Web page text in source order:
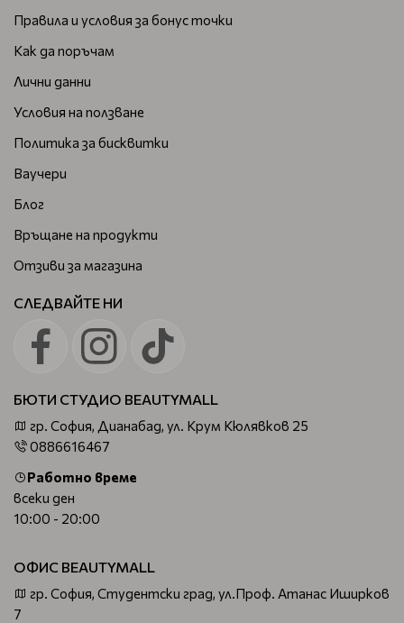
Правила и условия за бонус точки
Как да поръчам
Лични данни
Условия на ползване
Политика за бисквитки
Ваучери
Блог
Връщане на продукти
Отзиви за магазина
СЛЕДВАЙТЕ НИ
БЮТИ СТУДИО BEAUTYMALL
гр. София, Дианабад, ул. Крум Кюлявков 25
0886616467
Работно време
всеки ден
10:00 - 20:00
ОФИС BEAUTYMALL
гр. София, Студентски град, ул.Проф. Атанас Иширков
7